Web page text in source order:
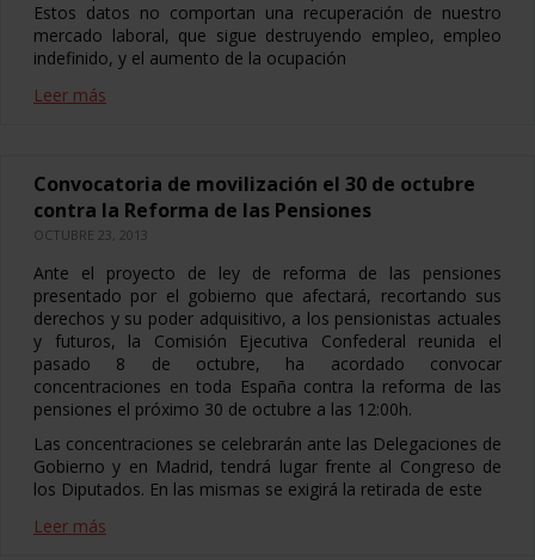
Estos datos no comportan una recuperación de nuestro
mercado laboral, que sigue destruyendo empleo, empleo
indefinido, y el aumento de la ocupación
Leer más
Convocatoria de movilización el 30 de octubre
contra la Reforma de las Pensiones
OCTUBRE 23, 2013
Ante el proyecto de ley de reforma de las pensiones
presentado por el gobierno que afectará, recortando sus
derechos y su poder adquisitivo, a los pensionistas actuales
y futuros, la Comisión Ejecutiva Confederal reunida el
pasado 8 de octubre, ha acordado convocar
concentraciones en toda España contra la reforma de las
pensiones el próximo 30 de octubre a las 12:00h.
Las concentraciones se celebrarán ante las Delegaciones de
Gobierno y en Madrid, tendrá lugar frente al Congreso de
los Diputados. En las mismas se exigirá la retirada de este
Leer más